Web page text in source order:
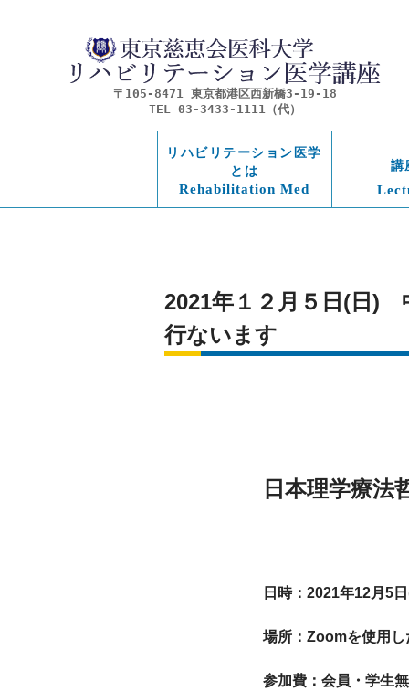
〒105-8471 東京都港区西新橋3-19-18
TEL 03-3433-1111（代）
リハビリテーション医学
とは
Rehabilitation Med
講
2021年１２月５日(日)
行ないます
日本理学療法
日時：2021年12月5
場所：Zoomを使用し
参加費：会員・学生